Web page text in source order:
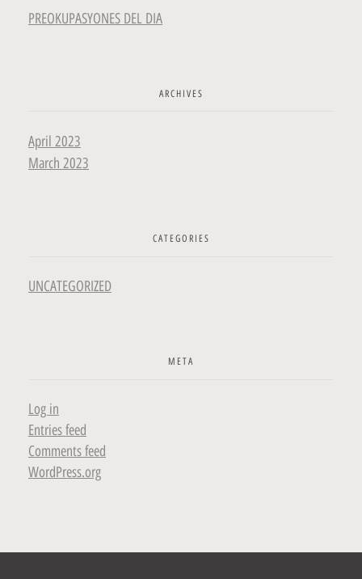
PREOKUPASYONES DEL DIA
ARCHIVES
April 2023
March 2023
CATEGORIES
UNCATEGORIZED
META
Log in
Entries feed
Comments feed
WordPress.org